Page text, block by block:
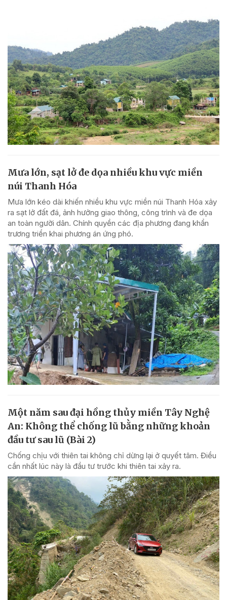
Mưa lớn, sạt lở đe dọa nhiều khu vực miền
núi Thanh Hóa
Mưa lớn kéo dài khiến nhiều khu vực miền núi Thanh Hóa xảy
ra sạt lở đất đá, ảnh hưởng giao thông, công trình và đe dọa
an toàn người dân. Chính quyền các địa phương đang khẩn
trương triển khai phương án ứng phó.
Một năm sau đại hồng thủy miền Tây Nghệ
An: Không thể chống lũ bằng những khoản
đầu tư sau lũ (Bài 2)
Chống chịu với thiên tai không chỉ dừng lại ở quyết tâm. Điều
cần nhất lúc này là đầu tư trước khi thiên tai xảy ra.